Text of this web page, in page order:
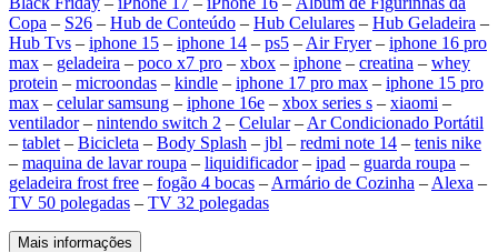
Copa – S26 – Hub de Conteúdo – Hub Celulares – Hub Geladeira –
Hub Tvs – iphone 15 – iphone 14 – ps5 – Air Fryer– iphone 16 pro
max – geladeira – poco x7 pro – xbox – iphone – creatina – whey
protein – microondas – kindle – iphone 17 pro max – iphone 15 pro
max – celular samsung – iphone 16e – xbox series s – xiaomi –
ventilador– nintendo switch 2 – Celular– Ar Condicionado Portátil
– tablet – Bicicleta – Body Splash – jbl – redmi note 14 – tenis nike
– maquina de lavar roupa – liquidificador– ipad – guarda roupa –
geladeira frost free – fogão 4 bocas – Armário de Cozinha – Alexa –
TV 50 polegadas – TV 32 polegadas
Mais informações